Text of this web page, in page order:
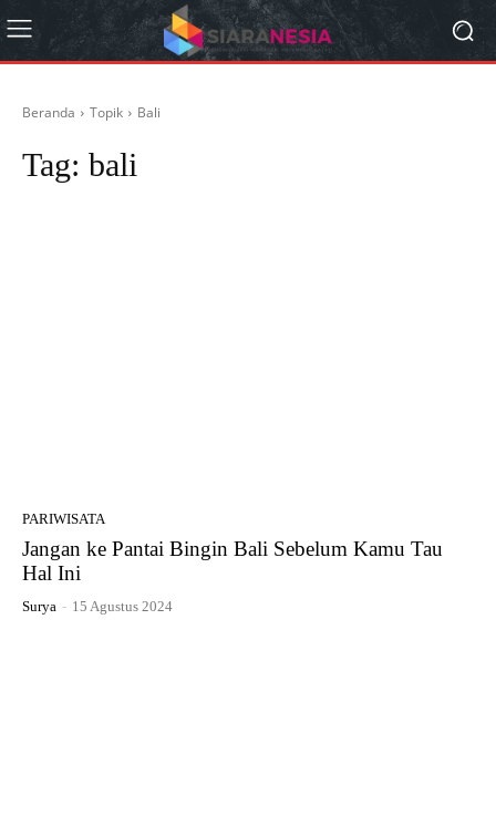
Beranda Topik Bali
Tag: bali
PARIWISATA
Jangan ke Pantai Bingin Bali Sebelum Kamu Tau
Hal Ini
Surya - 15 Agustus 2024